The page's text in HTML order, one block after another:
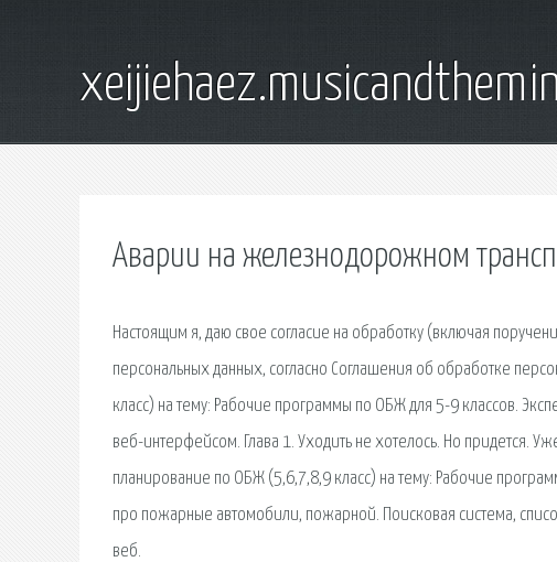
Аварии на железнодорожном
Настоящим я, даю свое согласие на обработку (включая
персональных данных, согласно Соглашения об обработке
класс) на тему: Рабочие программы по ОБЖ для 5-9 классов.
веб-интерфейсом. Глава 1. Уходить не хотелось. Но придется.
планирование по ОБЖ (5,6,7,8,9 класс) на тему: Рабочие
про пожарные автомобили, пожарной. Поисковая сиcтема,
веб.